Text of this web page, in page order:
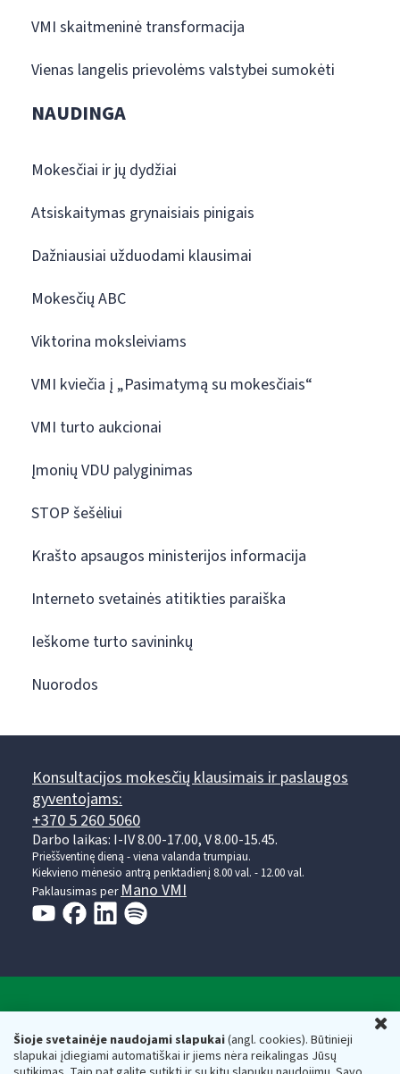
Šioje svetainėje naudojami slapukai(angl. cookies). Būtinieji
slapukai įdiegiami automatiškai ir jiems nėra reikalingas Jūsų
VMI skaitmeninė transformacija
Vienas langelis prievolėms valstybei sumokėti
NAUDINGA
Mokesčiai ir jų dydžiai
Atsiskaitymas grynaisiais pinigais
Dažniausiai užduodami klausimai
Mokesčių ABC
Viktorina moksleiviams
VMI kviečia į „Pasimatymą su mokesčiais“
VMI turto aukcionai
Įmonių VDU palyginimas
STOP šešėliui
Krašto apsaugos ministerijos informacija
Interneto svetainės atitikties paraiška
Ieškome turto savininkų
Nuorodos
Konsultacijos mokesčių klausimais ir paslaugos
gyventojams:
+370 5 260 5060
Darbo laikas: I-IV 8.00-17.00, V 8.00-15.45.
Prieššventinę dieną - viena valanda trumpiau.
Kiekvieno mėnesio antrą penktadienį 8.00 val. - 12.00 val.
Paklausimas perMano VMI
Valstybinė mokesčių inspekcija prie Lietuvos
Respublikos finansų ministerijos
Biudžetinė įstaiga. Juridinio asmens kodas — 188659752,